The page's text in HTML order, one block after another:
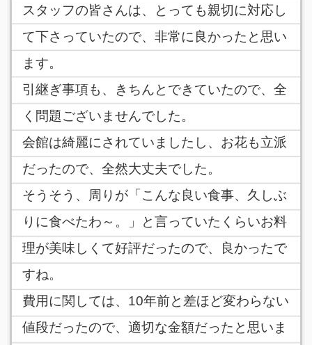
スタッフの皆さんは、とっても親切に対応し
て下さっていたので、非常に良かったと思い
ます。
引継ぎ事項も、きちんとできていたので、全
く問題ございませんでした。
会館は綺麗にされていましたし、お花も立派
だったので、全然大丈夫でした。
そうそう、周りが「こんな良い食事、久しぶ
りに食べたわ～。」と言っていたくらいお料
理が美味しくて好評だったので、良かったで
すね。
費用に関しては、10年前と差ほど変わらない
値段だったので、適切な金額だったと思いま